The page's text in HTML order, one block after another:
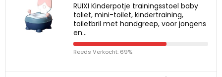
RUIXI Kinderpotje trainingsstoel baby
toliet, mini-toilet, kindertraining,
toiletbril met handgreep, voor jongens
en…
Reeds Verkocht: 69%